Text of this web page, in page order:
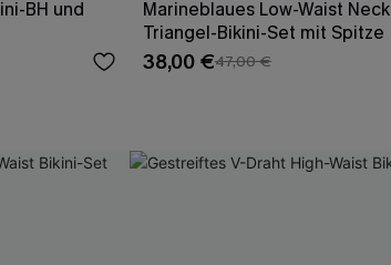
BH und
Marineblaues Low-Waist
Triangel-Bikini-Set mit Spitze
38,00 €47,00 €